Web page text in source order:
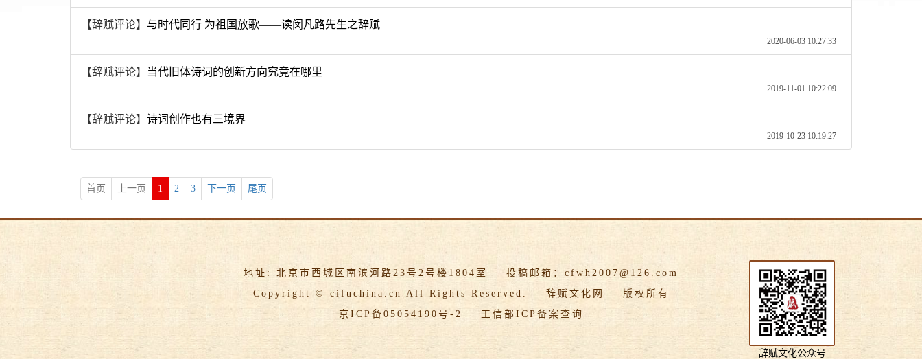
【辞赋评论】 与时代同行 为祖国放歌——读闵凡路先生之辞赋
2020-06-03 10:27:33
【辞赋评论】 当代旧体诗词的创新方向究竟在哪里
2019-11-01 10:22:09
【辞赋评论】 诗词创作也有三境界
2019-10-23 10:19:27
首页 上一页 1 2 3 下一页 尾页
地址: 北京市西城区南滨河路23号2号楼1804室
投稿邮箱：cfwh2007@126.com
Copyright © cifuchina.cn All Rights Reserved.
辞赋文化网
版权所有
京ICP备05054190号-2
工信部ICP备案查询
辞赋文化公众号